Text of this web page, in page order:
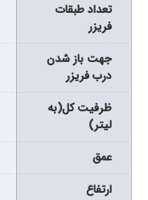
تعداد طبقات
فریزر
جهت باز شدن
درب فریزر
ظرفیت کل(به
لیتر)
عمق
ارتفاع